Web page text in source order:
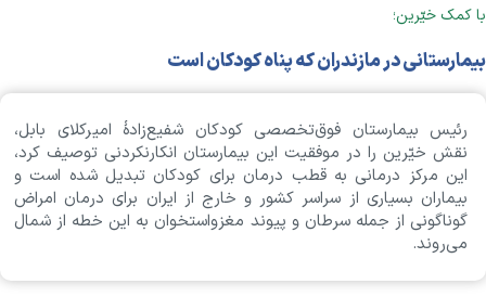
با کمک خیّرین؛
بیمارستانی در مازندران که پناه کودکان است
رئیس بیمارستان فوق‌تخصصی کودکان شفیع‌زادهٔ امیرکلای بابل،
نقش خیّرین را در موفقیت این بیمارستان انکارنکردنی توصیف کرد،
این مرکز درمانی به قطب درمان برای کودکان تبدیل شده است و
بیماران بسیاری از سراسر کشور و خارج از ایران برای درمان امراض
گوناگونی از جمله سرطان و پیوند مغز‌واستخوان به این خطه از شمال
می‌روند.